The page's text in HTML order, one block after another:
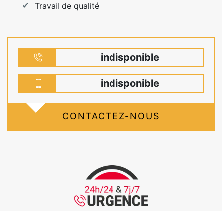
Travail de qualité
indisponible
indisponible
CONTACTEZ-NOUS